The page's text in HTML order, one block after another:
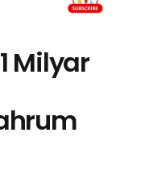
Milyar